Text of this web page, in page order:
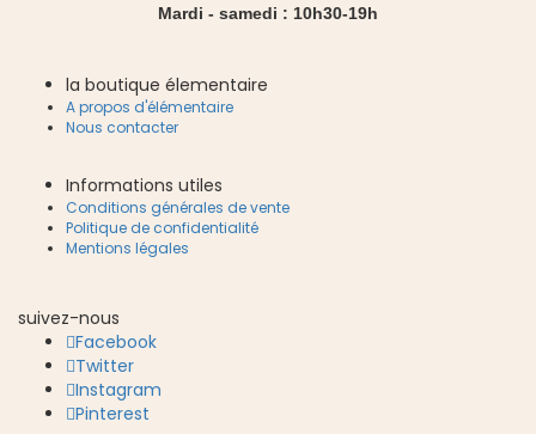
Mardi - samedi : 10h30-19h
la boutique élementaire
A propos d'élémentaire
Nous contacter
Informations utiles
Conditions générales de vente
Politique de confidentialité
Mentions légales
suivez-nous
Facebook
Twitter
Instagram
Pinterest